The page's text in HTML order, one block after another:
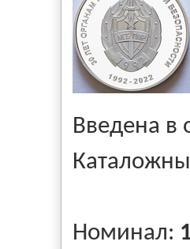
Введена
Номинал: